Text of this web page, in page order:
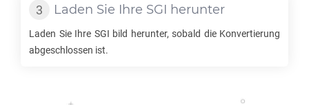
Laden Sie Ihre SGI herunter
Laden Sie Ihre SGI bild herunter, sobald die Konvertierung
abgeschlossen ist.